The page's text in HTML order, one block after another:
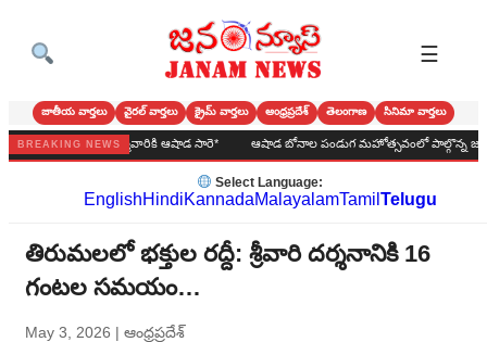
☰
జాతీయ వార్తలు వైరల్ వార్తలు క్రైమ్ వార్తలు ఆంధ్రప్రదేశ్ తెలంగాణ సినిమా వార్తలు
BREAKING NEWS
పల్లి మ్మ అమ్మవారికి ఆషాడ సారె* ఆషాడ బోనాల పండుగ మహోత్సవంలో పాల్గొన్న జనసేన
Select Language:
EnglishHindiKannadaMalayalamTamil Telugu
తిరుమలలో భక్తుల రద్దీ: శ్రీవారి దర్శనానికి 16
గంటల సమయం…
May 3, 2026 | ఆంధ్రప్రదేశ్